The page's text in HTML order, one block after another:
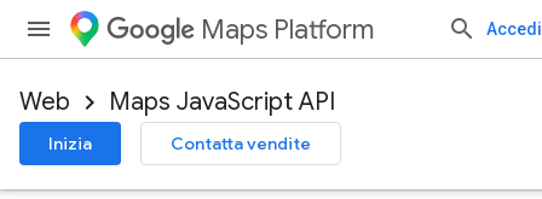
Maps Platform Accedi
Web Maps JavaScript API
Inizia Contatta vendite